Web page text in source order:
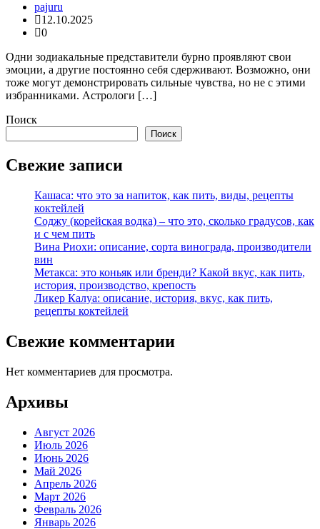
pajuru
12.10.2025
0
Одни зодиакальные представители бурно проявляют свои
эмоции, а другие постоянно себя сдерживают. Возможно, они
тоже могут демонстрировать сильные чувства, но не с этими
избранниками. Астрологи […]
Поиск
Поиск
Свежие записи
Кашаса: что это за напиток, как пить, виды, рецепты
коктейлей
Соджу (корейская водка) – что это, сколько градусов, как
и с чем пить
Вина Риохи: описание, сорта винограда, производители
вин
Метакса: это коньяк или бренди? Какой вкус, как пить,
история, производство, крепость
Ликер Калуа: описание, история, вкус, как пить,
рецепты коктейлей
Свежие комментарии
Нет комментариев для просмотра.
Архивы
Август 2026
Июль 2026
Июнь 2026
Май 2026
Апрель 2026
Март 2026
Февраль 2026
Январь 2026